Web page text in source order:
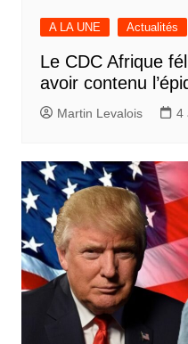
A LA UNE Actualités
Le CDC Afrique
avoir contenu
Martin Levalois 4